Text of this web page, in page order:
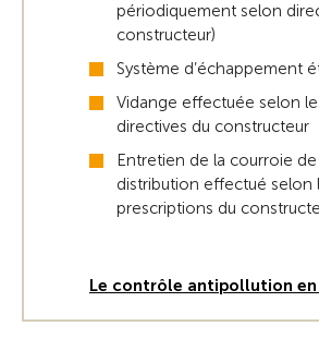
périodiquement selon
constructeur)
Système d’échappement
Vidange effectuée selon
directives du constructeur
Entretien de la courroie de
distribution effectué selon
prescriptions du
Le contrôle antipollution